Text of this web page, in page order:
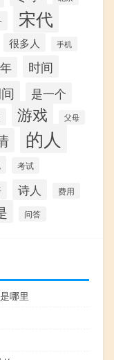
宋代
很多人 手机
时间
是一个
游戏 父母
的人
考试
诗人 费用
问答
哪里